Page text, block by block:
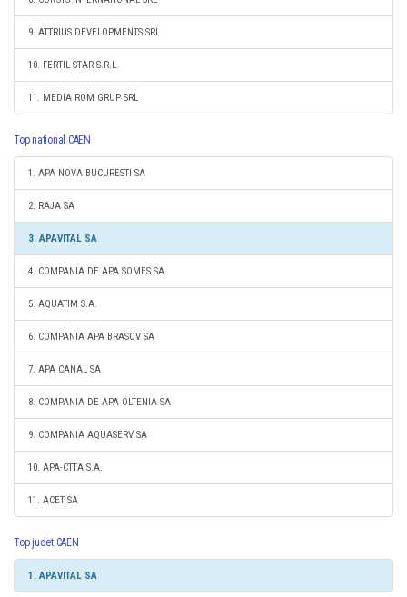
9. ATTRIUS DEVELOPMENTS SRL
10. FERTIL STAR S.R.L.
11. MEDIA ROM GRUP SRL
Top national CAEN
1. APA NOVA BUCURESTI SA
2. RAJA SA
3. APAVITAL SA
4. COMPANIA DE APA SOMES SA
5. AQUATIM S.A.
6. COMPANIA APA BRASOV SA
7. APA CANAL SA
8. COMPANIA DE APA OLTENIA SA
9. COMPANIA AQUASERV SA
10. APA-CTTA S.A.
11. ACET SA
Top judet CAEN
1. APAVITAL SA